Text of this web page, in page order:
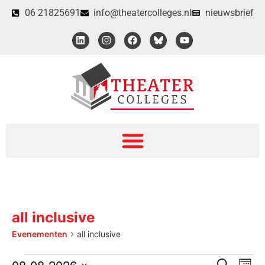
06 21825691 info@theatercolleges.nl nieuwsbrief
all inclusive
Evenementen all inclusive